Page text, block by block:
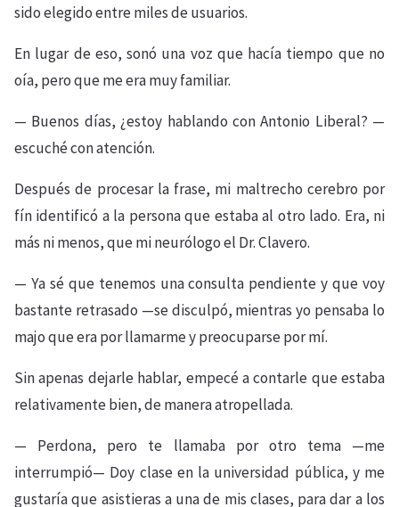
sido elegido entre miles de usuarios.
En lugar de eso, sonó una voz que hacía tiempo que no
oía, pero que me era muy familiar.
— Buenos días, ¿estoy hablando con Antonio Liberal? —
escuché con atención.
Después de procesar la frase, mi maltrecho cerebro por
fín identificó a la persona que estaba al otro lado. Era, ni
más ni menos, que mi neurólogo el Dr. Clavero.
— Ya sé que tenemos una consulta pendiente y que voy
bastante retrasado —se disculpó, mientras yo pensaba lo
majo que era por llamarme y preocuparse por mí.
Sin apenas dejarle hablar, empecé a contarle que estaba
relativamente bien, de manera atropellada.
— Perdona, pero te llamaba por otro tema —me
interrumpió— Doy clase en la universidad pública, y me
gustaría que asistieras a una de mis clases, para dar a los